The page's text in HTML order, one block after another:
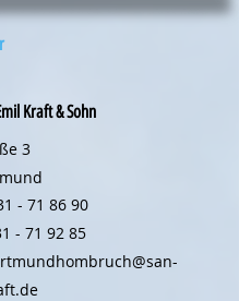
Kraft & Sohn
3
- 71 86 90
- 71 92 85